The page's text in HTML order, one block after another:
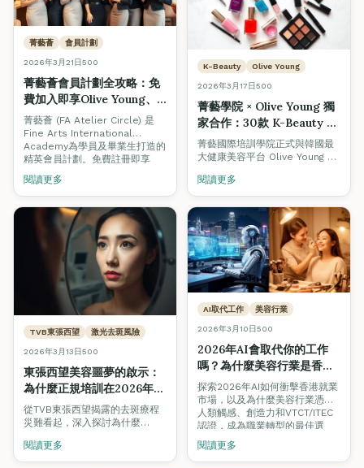
菁藝薈 會員計劃
2026年3月21日500
菁藝薈會員計劃全攻略：免
費加入即享Olive Young、
周生生獨家優惠｜香港美容
學院2026
菁藝薈 (FA Atelier Circle) 是
Fine Arts International
Academy為學員及畢業生打造的
精英會員計劃。免費註冊即享
Olive Young韓國美妝折扣、周生
生珠寶回贈、Pilates課程優惠等
專屬福利。了解三重會員禮遇及
如何加入。
閱讀更多
K-Beauty Olive Young
2026年3月17日500
菁藝學院 × Olive Young 獨
家合作：30款 K-Beauty 精
選產品助你課堂內外提升美
容技術
菁藝國際培訓學院正式與韓國最
大健康美容平台 Olive Young 合
產品，涵蓋美睫、美甲及美妝三
大課程。使用推廣碼
2024FA1020 即享 5% 折扣，助
你在課堂內外持續練習與提升技
術。
閱讀更多
TVB東張西望 激光去斑風險
2026年3月13日500
東張西望美容噩夢的啟示：
為什麼正規培訓在2026年香
港美容業不可妥協
從TVB東張西望揭露的去斑療程
災難看起，深入探討為什麼
事故、保護消費者安全的唯一途
徑。
閱讀更多
AI取代工作 美容行業
2026年3月10日500
2026年AI會取代你的工作
嗎？為什麼美容行業是香港
藍領職業的安全港
探索2026年AI如何衝擊香港就業
市場，以及為什麼美容行業憑藉
人類觸感、創造力和VTCT/ITEC
認證，成為職業轉型的最佳選
擇。
閱讀更多